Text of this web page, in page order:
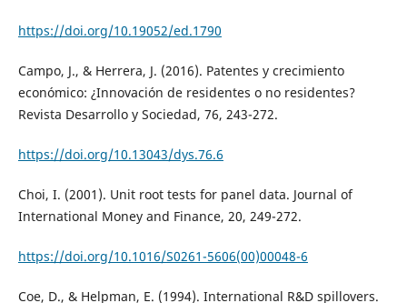
https://doi.org/10.19052/ed.1790
Campo, J., & Herrera, J. (2016). Patentes y crecimiento
económico: ¿Innovación de residentes o no residentes?
Revista Desarrollo y Sociedad, 76, 243-272.
https://doi.org/10.13043/dys.76.6
Choi, I. (2001). Unit root tests for panel data. Journal of
International Money and Finance, 20, 249-272.
https://doi.org/10.1016/S0261-5606(00)00048-6
Coe, D., & Helpman, E. (1994). International R&D spillovers.